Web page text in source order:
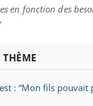
en fonction des
: “Mon fils pouvait